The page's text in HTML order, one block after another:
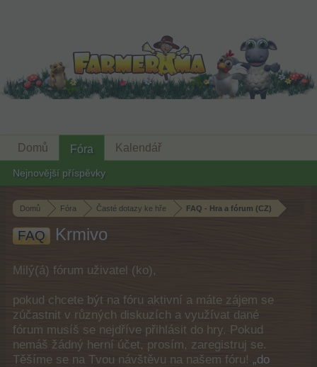
Domů Fóra Časté dotazy ke hře FAQ - Hra a fórum (CZ)
FAQ Krmivo
Milý(á) fórum uživatel (ko),
pokud chcete být na fóru aktivní a máte zájem se
zúčastnit v různých diskuzích a využívat dané
fórum musíš se nejdříve přihlásit do hry. Pokud
nemáš žádný herní účet, prosím, zaregistruj se.
Těšíme se na Tvou návštěvu na našem fóru! „do
Domů Fóra
Nejnovější příspěvky
Kalendář